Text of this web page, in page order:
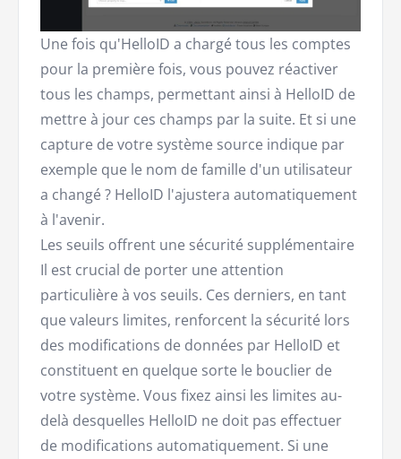
Une fois qu'HelloID a chargé tous les comptes
pour la première fois, vous pouvez réactiver
tous les champs, permettant ainsi à HelloID de
mettre à jour ces champs par la suite. Et si une
capture de votre système source indique par
exemple que le nom de famille d'un utilisateur
a changé ? HelloID l'ajustera automatiquement
à l'avenir.
Les seuils offrent une sécurité supplémentaire
Il est crucial de porter une attention
particulière à vos seuils. Ces derniers, en tant
que valeurs limites, renforcent la sécurité lors
des modifications de données par HelloID et
constituent en quelque sorte le bouclier de
votre système. Vous fixez ainsi les limites au-
delà desquelles HelloID ne doit pas effectuer
de modifications automatiquement. Si une